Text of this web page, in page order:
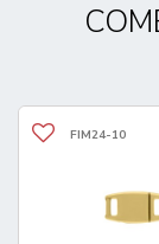
FIM24-10